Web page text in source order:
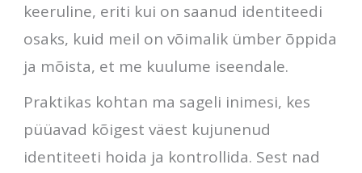
keeruline, eriti kui on saanud identiteedi
osaks, kuid meil on võimalik ümber õppida
ja mõista, et me kuulume iseendale.
Praktikas kohtan ma sageli inimesi, kes
püüavad kõigest väest kujunenud
identiteeti hoida ja kontrollida. Sest nad